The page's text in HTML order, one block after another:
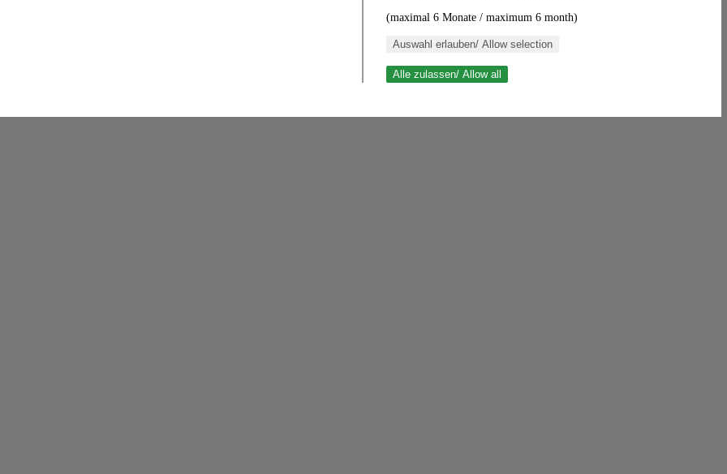
(maximal 6 Monate / maximum 6 month)
Auswahl erlauben/ Allow selection
Alle zulassen/ Allow all